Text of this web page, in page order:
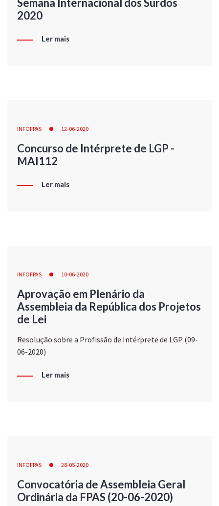
Semana Internacional dos Surdos
2020
Ler mais
INFOFPAS 12-06-2020
Concurso de Intérprete de LGP -
MAI112
Ler mais
INFOFPAS 10-06-2020
Aprovação em Plenário da
Assembleia da República dos Projetos
de Lei
Resolução sobre a Profissão de Intérprete de LGP (09-
06-2020)
Ler mais
INFOFPAS 28-05-2020
Convocatória de Assembleia Geral
Ordinária da FPAS (20-06-2020)